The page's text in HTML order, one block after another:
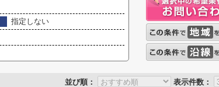
指定しない
並び順： 表示件数：